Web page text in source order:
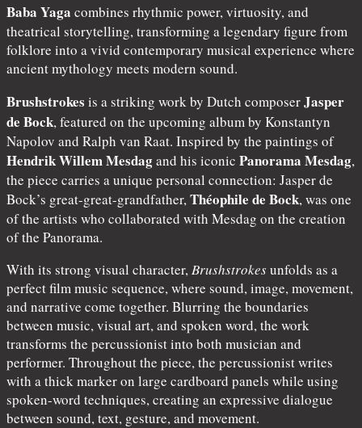
Baba Yaga combines rhythmic power, virtuosity, and
theatrical storytelling, transforming a legendary figure from
folklore into a vivid contemporary musical experience where
ancient mythology meets modern sound.
Brushstrokes is a striking work by Dutch composerJasper
de Bock, featured on the upcoming album by Konstantyn
Napolov and Ralph van Raat. Inspired by the paintings of
Hendrik Willem Mesdagand his iconic Panorama Mesdag,
the piece carries a unique personal connection: Jasper de
Bock’s great-great-grandfather,Théophile de Bock, was one
of the artists who collaborated with Mesdag on the creation
of the Panorama.
With its strong visual character,Brushstrokesunfolds as a
perfect film music sequence, where sound, image, movement,
and narrative come together. Blurring the boundaries
between music, visual art, and spoken word, the work
transforms the percussionist into both musician and
performer. Throughout the piece, the percussionist writes
with a thick marker on large cardboard panels while using
spoken-word techniques, creating an expressive dialogue
between sound, text, gesture, and movement.